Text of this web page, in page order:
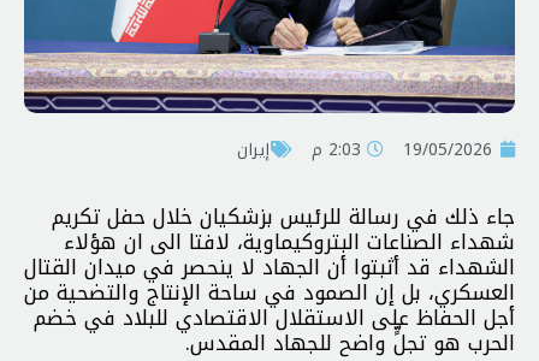
19/05/2026 2:03 م إيران
جاء ذلك في رسالة للرئيس بزشكيان خلال حفل تكريم
شهداء الصناعات البتروكيماوية، لافتا الى ان هؤلاء
الشهداء قد أثبتوا أن الجهاد لا ينحصر في ميدان القتال
العسكري، بل إن الصمود في ساحة الإنتاج والتضحية من
أجل الحفاظ على الاستقلال الاقتصادي للبلاد في خضم
الحرب هو تجلٍّ واضح للجهاد المقدس.